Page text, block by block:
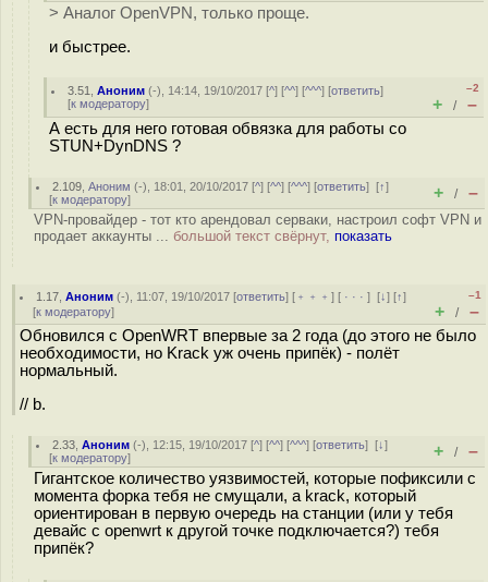
> Аналог OpenVPN, только проще.
и быстрее.
3.51 ,Аноним (-), 14:14, 19/10/2017 [^] [^^] [^^^] [ответить]
[к модератору]
–2
+ / –
А есть для него готовая обвязка для работы со
STUN+DynDNS ?
2.109 ,Аноним (-), 18:01, 20/10/2017 [^] [^^] [^^^] [ответить][↑]
[к модератору] + / –
VPN-провайдер - тот кто арендовал серваки, настроил софт VPN и
продает аккаунты ... большой текст свёрнут, показать
1.17 ,Аноним (-), 11:07, 19/10/2017 [ответить] [ ﹢﹢﹢] [ · · ·][↓] [↑]
[к модератору]
–1
+ / –
Обновился с OpenWRT впервые за 2 года (до этого не было
необходимости, но Krack уж очень припёк) - полёт
нормальный.
// b.
2.33 ,Аноним (-), 12:15, 19/10/2017 [^] [^^] [^^^] [ответить][↓]
[к модератору] + / –
Гигантское количество уязвимостей, которые пофиксили с
момента форка тебя не смущали, а krack, который
ориентирован в первую очередь на станции (или у тебя
девайс с openwrt к другой точке подключается?) тебя
припёк?